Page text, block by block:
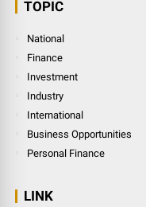
TOPIC
National
Finance
Investment
Industry
International
Business Opportunities
Personal Finance
LINK